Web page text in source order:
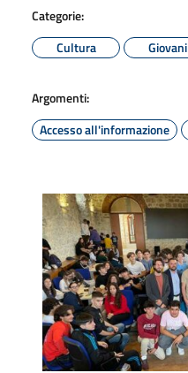
Categorie:
Cultura
Giovani
Argomenti:
Accesso all'informazione